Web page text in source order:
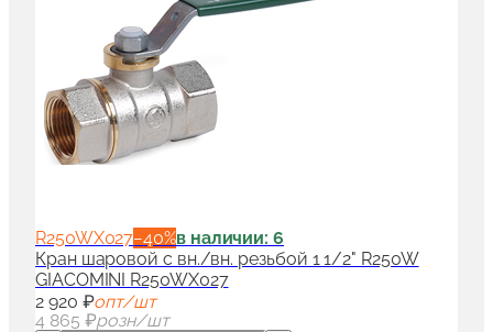
R250WX027−40%в наличии: 6
Кран шаровой с вн./вн. резьбой 1 1/2" R250W
GIACOMINI R250WX027
2 920 ₽опт/шт
4 865 ₽розн/шт